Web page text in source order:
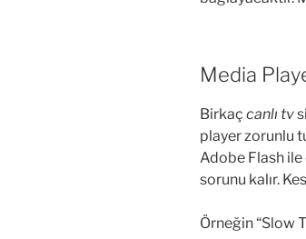
Media
Birkaç canlı tv
player zorunlu
Adobe Flash ile
sorunu kalır.
Örneğin “Slow